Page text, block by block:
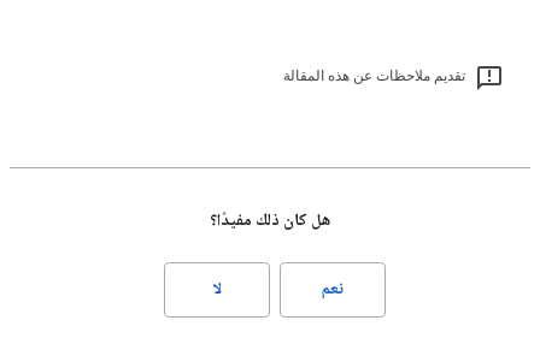
تقديم ملاحظات عن هذه المقالة
هل كان ذلك مفيدًا؟
نعم لا